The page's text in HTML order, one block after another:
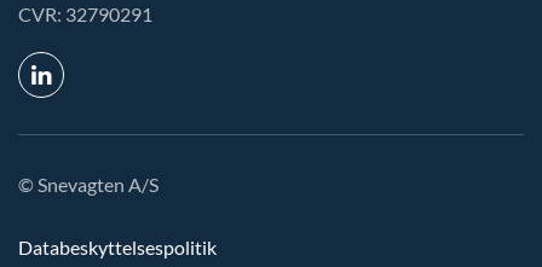
CVR: 32790291
© Snevagten A/S
Databeskyttelsespolitik